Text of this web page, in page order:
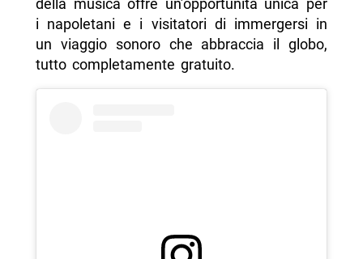
della musica offre un’opportunità unica per
i napoletani e i visitatori di immergersi in
un viaggio sonoro che abbraccia il globo,
tutto completamente gratuito.